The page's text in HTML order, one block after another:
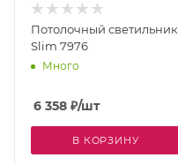
Потолочный светильник
Slim 7976
Много
6 358 ₽/шт
В КОРЗИНУ